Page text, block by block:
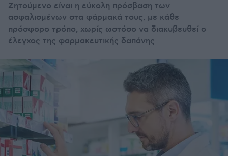
Ζητούμενο είναι η εύκολη πρόσβαση των
ασφαλισμένων στα φάρμακά τους, με κάθε
πρόσφορο τρόπο, χωρίς ωστόσο να διακυβευθεί ο
έλεγχος της φαρμακευτικής δαπάνης